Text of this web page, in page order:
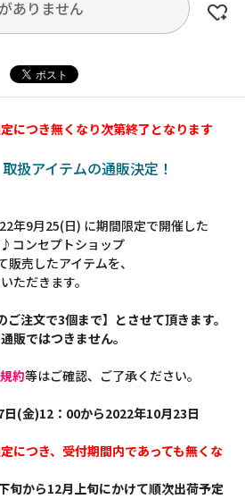
ありません
につき無くなり次第終了となります
扱アイテムの通販決定！
年9月25(日) に期間限定で開催した
コンセプトショップ
販売したアイテムを、
ただきます。
注文で3個まで】とさせて頂きます。
販ではつきません。
約等はご確認、ご了承ください。
(金)12：00から2022年10月23日
につき、受付期間内であっても無くな
旬から12月上旬にかけて順次出荷予定